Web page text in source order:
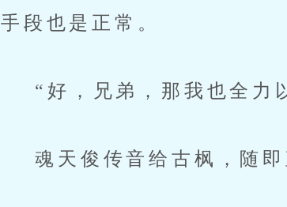
手段也是正常。
“好，兄弟，那我也全力
魂天俊传音给古枫，随即